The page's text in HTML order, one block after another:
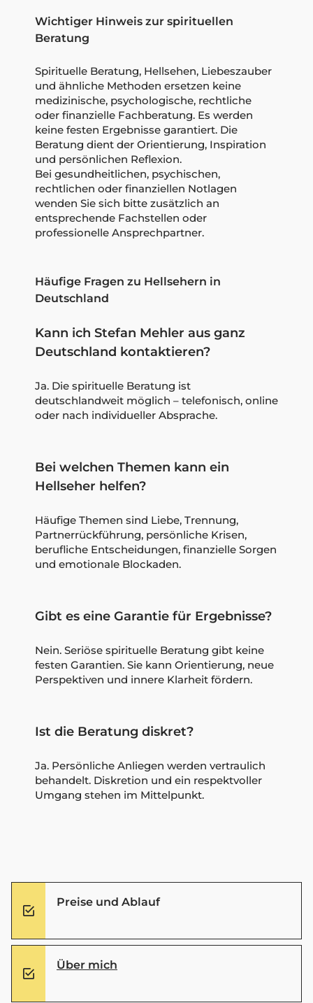
Wichtiger Hinweis zur spirituellen
Beratung
Spirituelle Beratung, Hellsehen, Liebeszauber
und ähnliche Methoden ersetzen keine
medizinische, psychologische, rechtliche
oder finanzielle Fachberatung. Es werden
keine festen Ergebnisse garantiert. Die
Beratung dient der Orientierung, Inspiration
und persönlichen Reflexion.
Bei gesundheitlichen, psychischen,
rechtlichen oder finanziellen Notlagen
wenden Sie sich bitte zusätzlich an
entsprechende Fachstellen oder
professionelle Ansprechpartner.
Häufige Fragen zu Hellsehern in
Deutschland
Kann ich Stefan Mehler aus ganz
Deutschland kontaktieren?
Ja. Die spirituelle Beratung ist
deutschlandweit möglich – telefonisch, online
oder nach individueller Absprache.
Bei welchen Themen kann ein
Hellseher helfen?
Häufige Themen sind Liebe, Trennung,
Partnerrückführung, persönliche Krisen,
berufliche Entscheidungen, finanzielle Sorgen
und emotionale Blockaden.
Gibt es eine Garantie für Ergebnisse?
Nein. Seriöse spirituelle Beratung gibt keine
festen Garantien. Sie kann Orientierung, neue
Perspektiven und innere Klarheit fördern.
Ist die Beratung diskret?
Ja. Persönliche Anliegen werden vertraulich
behandelt. Diskretion und ein respektvoller
Umgang stehen im Mittelpunkt.
Preise und Ablauf
Über mich